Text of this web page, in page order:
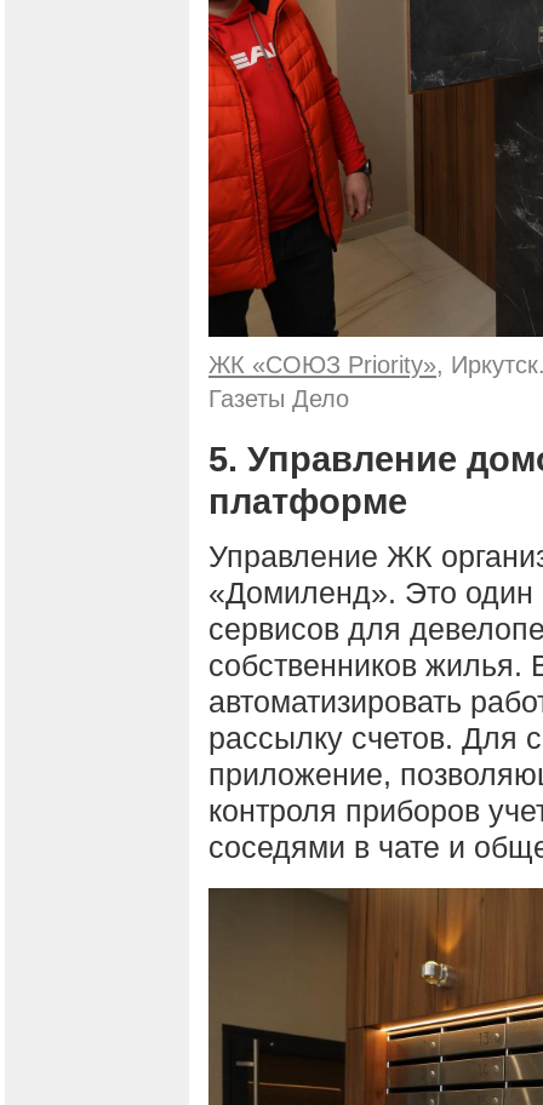
ЖК «СОЮЗ Priority»,
Газеты Дело
5. Управление
платформе
Управление ЖК
«Домиленд». Это
сервисов для
собственников жилья.
автоматизировать
рассылку счетов. Для
приложение,
контроля приборов
соседями в чате и